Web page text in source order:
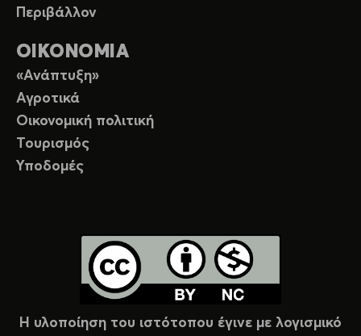
Περιβάλλον
ΟΙΚΟΝΟΜΙΑ
«Ανάπτυξη»
Αγροτικά
Οικονομική πολιτική
Τουρισμός
Υποδομές
Η υλοποίηση του ιστότοπου έγινε με λογισμικό